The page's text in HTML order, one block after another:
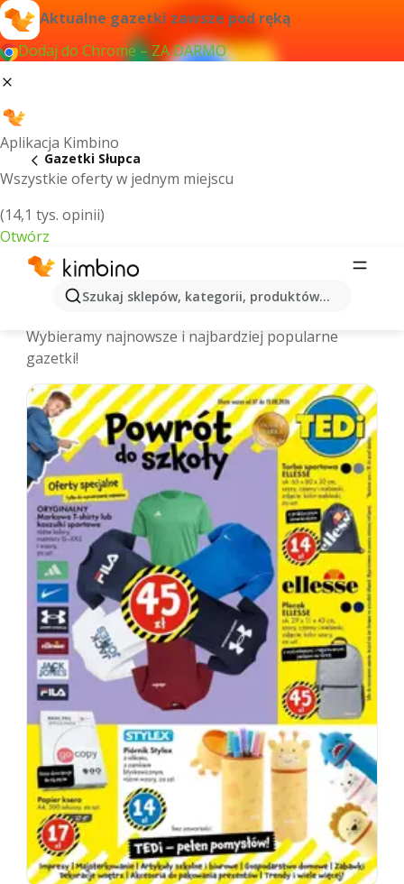
Aktualne gazetki zawsze pod ręką
Dodaj do Chrome – ZA DARMO
Aplikacja Kimbino
Wszystkie oferty w jednym miejscu
(14,1 tys. opinii)
Otwórz
Szukaj sklepów, kategorii, produktów...
Gazetki Słupca
Słupca - Najnowsze gazetki
Wybieramy najnowsze i najbardziej popularne
gazetki!